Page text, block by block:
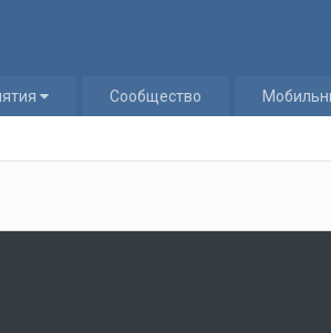
Сообщество